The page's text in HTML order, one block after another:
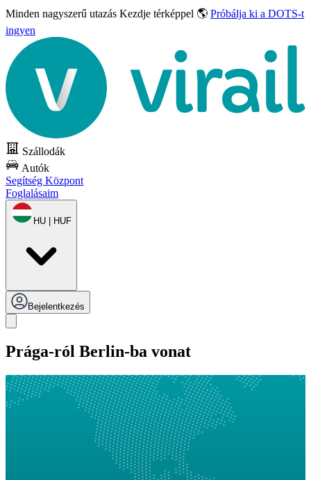
Minden nagyszerű utazás Kezdje térképpel 🌎 Próbálja ki a DOTS-t
ingyen
Szállodák
Autók
Segítség Központ
Foglalásaim
HU | HUF
Bejelentkezés
Prága-ról Berlin-ba vonat